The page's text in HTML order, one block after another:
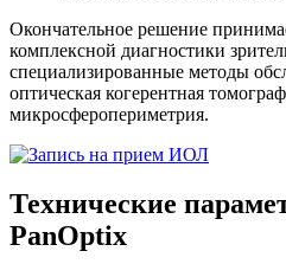
Окончательное решение
комплексной диагностики
специализированные методы
оптическая когерентная
микросферопериметрия.
Технические
PanOptix